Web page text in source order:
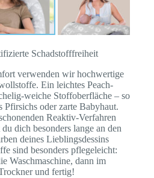
Schadstofffreiheit
verwenden wir hochwertige
Ein leichtes Peach-
weiche Stoffoberfläche – so
oder zarte Babyhaut.
Reaktiv-Verfahren
dich besonders lange an den
deines Lieblingsdessins
sind besonders pflegeleicht:
Waschmaschine, dann im
und fertig!